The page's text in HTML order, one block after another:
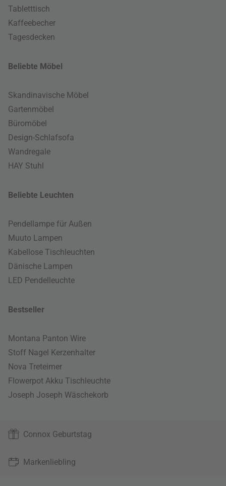
Tabletttisch
Kaffeebecher
Tagesdecken
Beliebte Möbel
Skandinavische Möbel
Gartenmöbel
Büromöbel
Design-Schlafsofa
Wandregale
HAY Stuhl
Beliebte Leuchten
Pendellampe für Außen
Muuto Lampen
Kabellose Tischleuchten
Dänische Lampen
LED Pendelleuchte
Bestseller
Montana Panton Wire
Stoff Nagel Kerzenhalter
Nova Treteimer
Flowerpot Akku Tischleuchte
Joseph Joseph Wäschekorb
Connox Geburtstag
Markenliebling